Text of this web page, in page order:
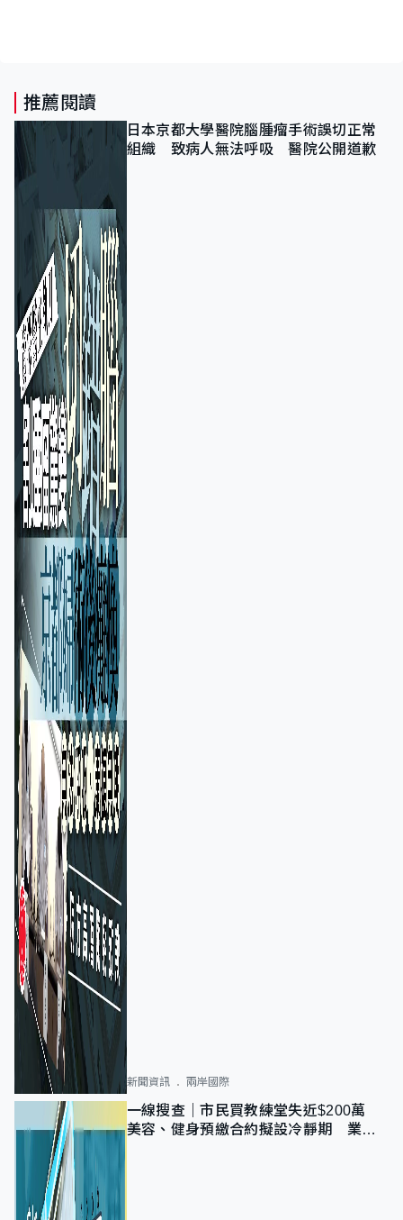
推薦閱讀
日本京都大學醫院腦腫瘤手術誤切正常
組織 致病人無法呼吸 醫院公開道歉
新聞資訊 兩岸國際
一線搜查｜市民買教練堂失近$200萬
美容、健身預繳合約擬設冷靜期 業界